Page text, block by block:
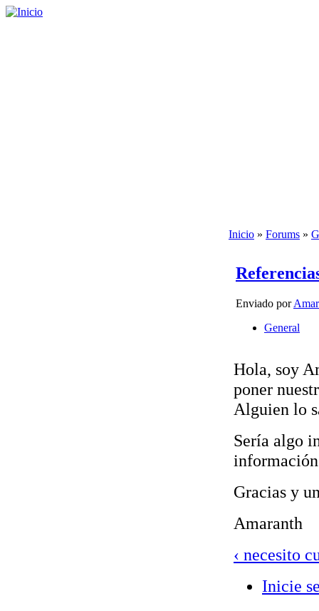
Inicio » Forums »
Enviado por
General
Hola, soy
poner
Alguien lo
Sería algo
información
Gracias y
Amaranth
‹ necesito
Inicie